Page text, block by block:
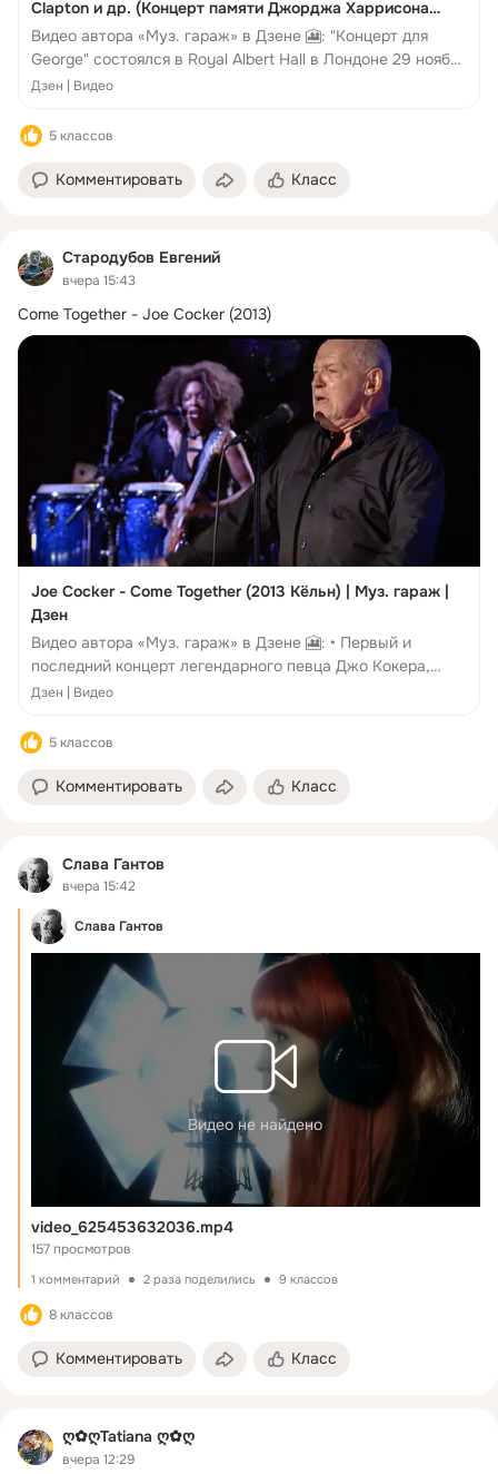
Clapton и др. (Концерт памяти Джорджа Харрисона
2002) | Муз. гараж | Дзен
Видео автора «Муз. гараж» в Дзене 🎦: "Концерт для
George" состоялся в Royal Albert Hall в Лондоне 29 ноября
2002 года в память...
Дзен | Видео
5 классов
Комментировать Класс
Cтaрoдубoв Eвгeний
вчера 15:43
Come Together - Joe Сосker (2013)
Joe Сосker - Come Together (2013 Кёльн) | Муз. гараж |
Дзен
Видео автора «Муз. гараж» в Дзене 🎦: • Первый и
последний концерт легендарного певца Джо Кокера,
записанный и изданный в Full HD качестве. Концерт
Дзен | Видео
5 классов
Комментировать Класс
Слава Гантов
вчера 15:42
Слава Гантов
Видео не найдено
video_625453632036.mp4
157 просмотров
1 комментарий 2 раза поделились 9 классов
8 классов
Комментировать Класс
ღ✿ღTatiana ღ✿ღ
вчера 12:29